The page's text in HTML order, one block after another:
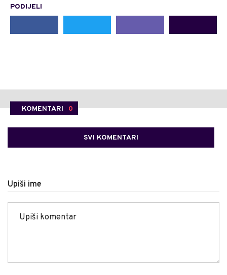
PODIJELI
KOMENTARI 0
SVI KOMENTARI
Upiši ime